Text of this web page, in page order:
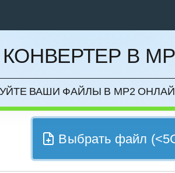
КОНВЕРТЕР В
ВАШИ ФАЙЛЫ В MP2
Выбрать файл